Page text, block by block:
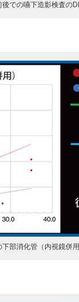
での嚥下造影検査の
部消化管（内視鏡併